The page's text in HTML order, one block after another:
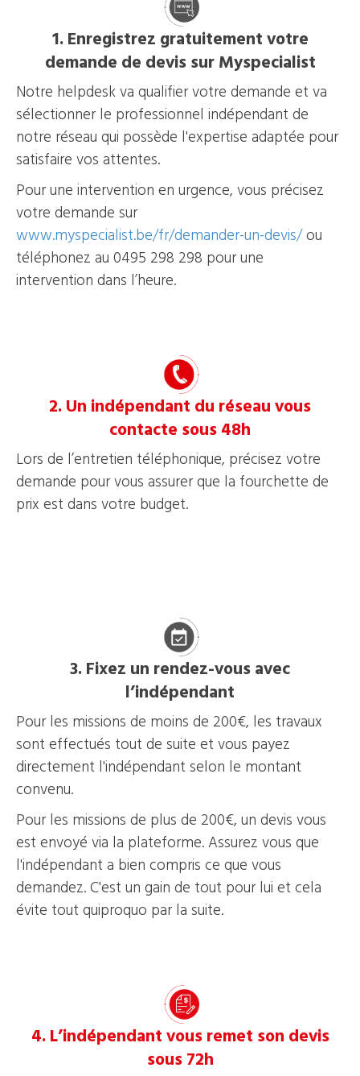
1. Enregistrez gratuitement votre
demande de devis sur Myspecialist
Notre helpdesk va qualifier votre demande et va
sélectionner le professionnel indépendant de
notre réseau qui possède l'expertise adaptée pour
satisfaire vos attentes.
Pour une intervention en urgence, vous précisez
votre demande sur
www.myspecialist.be/fr/demander-un-devis/ou
téléphonez au 0495 298 298 pour une
intervention dans l’heure.
2. Un indépendant du réseau vous
contacte sous 48h
Lors de l’entretien téléphonique, précisez votre
demande pour vous assurer que la fourchette de
prix est dans votre budget.
3. Fixez un rendez-vous avec
l’indépendant
Pour les missions de moins de 200€, les travaux
sont effectués tout de suite et vous payez
directement l'indépendant selon le montant
convenu.
Pour les missions de plus de 200€, un devis vous
est envoyé via la plateforme. Assurez vous que
l'indépendant a bien compris ce que vous
demandez. C'est un gain de tout pour lui et cela
évite tout quiproquo par la suite.
4. L’indépendant vous remet son devis
sous 72h